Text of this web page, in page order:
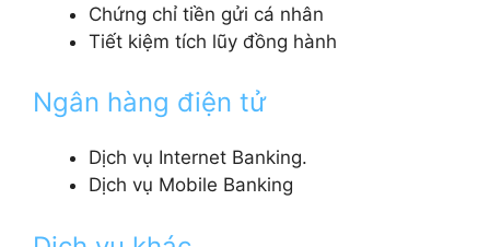
Chứng chỉ tiền gửi cá nhân
Tiết kiệm tích lũy đồng hành
Ngân hàng điện tử
Dịch vụ Internet Banking.
Dịch vụ Mobile Banking